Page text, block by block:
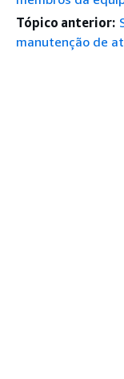
Tópico anterior:
manutenção de